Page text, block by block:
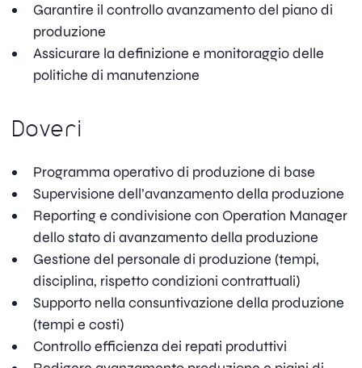
Garantire il controllo avanzamento del piano di
produzione
Assicurare la definizione e monitoraggio delle
politiche di manutenzione
Doveri
Programma operativo di produzione di base
Supervisione dell’avanzamento della produzione
Reporting e condivisione con Operation Manager
dello stato di avanzamento della produzione
Gestione del personale di produzione (tempi,
disciplina, rispetto condizioni contrattuali)
Supporto nella consuntivazione della produzione
(tempi e costi)
Controllo efficienza dei repati produttivi